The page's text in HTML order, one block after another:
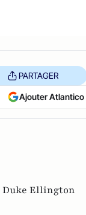
PARTAGER
Ajouter Atlantico
Duke Ellington